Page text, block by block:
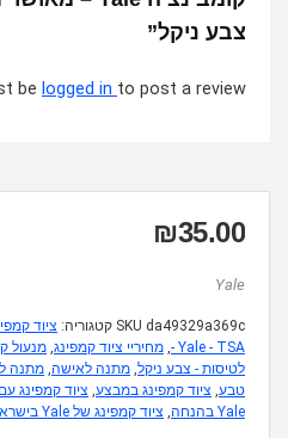
צבע ניקל”
be logged in to post a review.
₪35.00
Yale
SKU da49329a369c קטגוריה: ציוד
Yale - TSA -
, מחיריי ציוד קמפינג,
לטיסות - צבע ניקל, מתנה לאישה, מתנה
טבע, ציוד קמפינג במבצע, ציוד קמפינג
Yale בהנחה
, ציוד קמפינג של Yale בישראל